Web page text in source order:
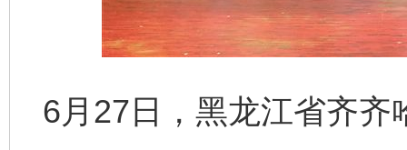
6月27日，黑龙江省齐